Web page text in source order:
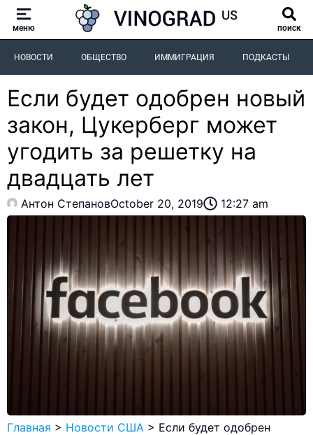
меню поиск
НОВОСТИ ОБЩЕСТВО ИММИГРАЦИЯ ПОДКАСТЫ
Если будет одобрен новый
закон, Цукерберг может
угодить за решетку на
двадцать лет
Антон СтепановOctober 20, 2019 12:27 am
Главная > Новости США > Если будет одобрен